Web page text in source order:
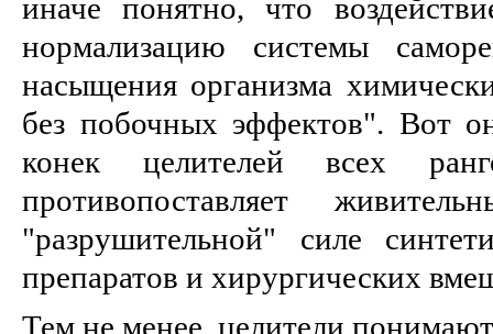
иначе понятно, что
нормализацию системы
насыщения организма
без побочных эффектов". Вот
конек целителей всех
противопоставляет
"разрушительной" силе
препаратов и хирургических
Тем не менее, целители